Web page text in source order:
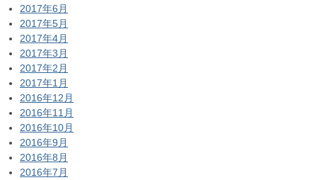
2017年6月
2017年5月
2017年4月
2017年3月
2017年2月
2017年1月
2016年12月
2016年11月
2016年10月
2016年9月
2016年8月
2016年7月